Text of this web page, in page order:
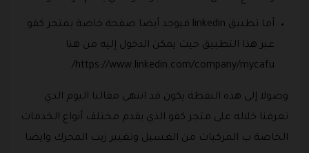
أما تطبيق linkedin فيوجد أيضا صفحة خاصة بمتجر كفو
عبر هذا التطبيق حيث يمكن الدخول إليه من هنا
https://www.linkedin.com/company/mycafu/.
وصولا إلى هذه النقطة يكون قد انتهى مقالنا اليوم الذي
تعرفنا خلاله على متجر كفو الذي يقدم مختلف أنواع الخدمات
الخاصة ب المركبات من الغسيل وتغيير زيت المحرك وايضا